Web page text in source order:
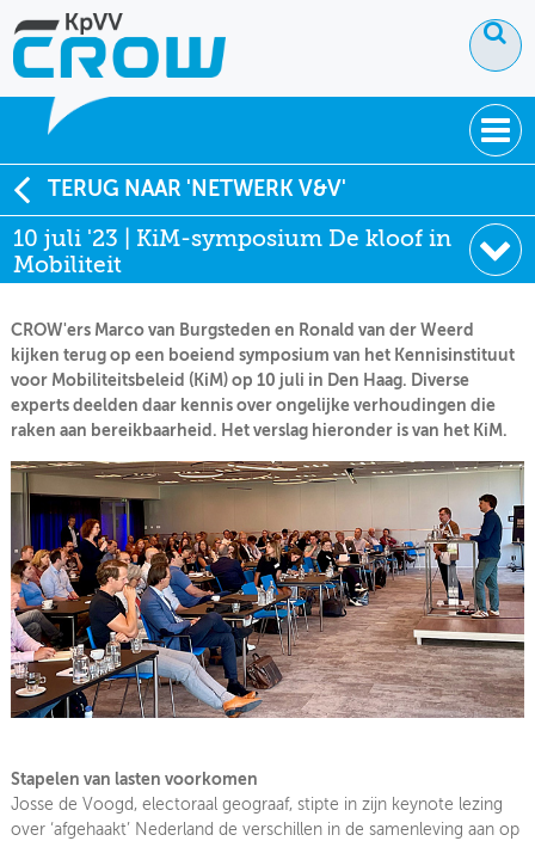
OVER KPVV
NIEUWS
KENNIS
NETWERK V&V
TERUG NAAR 'NETWERK V&V'
10 juli '23 | KiM-symposium De kloof in
Mobiliteit
CROW'ers Marco van Burgsteden en Ronald van der Weerd
kijken terug op een boeiend symposium van het Kennisinstituut
voor Mobiliteitsbeleid (KiM) op 10 juli in Den Haag. Diverse
experts deelden daar kennis over ongelijke verhoudingen die
raken aan bereikbaarheid. Het verslag hieronder is van het KiM.
Stapelen van lasten voorkomen
Josse de Voogd, electoraal geograaf, stipte in zijn keynote lezing
over ‘afgehaakt’ Nederland de verschillen in de samenleving aan op